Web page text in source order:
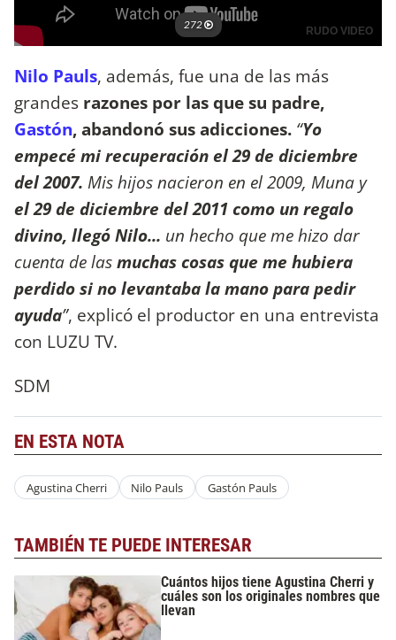
Nilo Pauls, además, fue una de las más
grandes razones por las que su padre,
Gastón, abandonó sus adicciones. “Yo
empecé mi recuperación el 29 de diciembre
del 2007. Mis hijos nacieron en el 2009, Muna y
el 29 de diciembre del 2011 como un regalo
divino, llegó Nilo... un hecho que me hizo dar
cuenta de lasmuchas cosas que me hubiera
perdido si no levantaba la mano para pedir
ayuda”, explicó el productor en una entrevista
con LUZU TV.
SDM
EN ESTA NOTA
Agustina Cherri Nilo Pauls Gastón Pauls
TAMBIÉN TE PUEDE INTERESAR
Cuántos hijos tiene Agustina Cherri y
cuáles son los originales nombres que
llevan